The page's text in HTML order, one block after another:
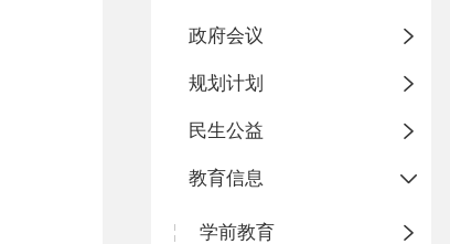
政府会议
规划计划
民生公益
教育信息
学前教育